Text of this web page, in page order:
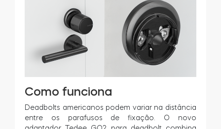
Como funciona
Deadbolts americanos podem variar na distância
entre os parafusos de fixação. O novo